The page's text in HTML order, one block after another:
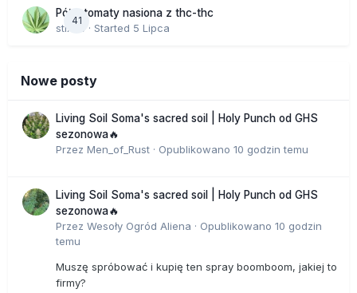
41
Półautomaty nasiona z thc-thc
stix33
· Started 5 Lipca
Nowe posty
Living Soil Soma's sacred soil | Holy Punch od GHS
sezonowa🔥
Przez Men_of_Rust · Opublikowano 10 godzin temu
Living Soil Soma's sacred soil | Holy Punch od GHS
sezonowa🔥
Przez Wesoły Ogród Aliena · Opublikowano 10 godzin
temu
Muszę spróbować i kupię ten spray boomboom, jakiej to
firmy?